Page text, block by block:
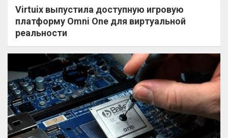
Virtuix выпустила доступную игровую
платформу Omni One для виртуальной
реальности